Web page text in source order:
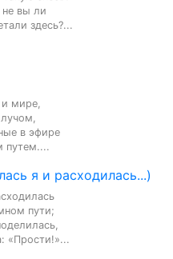
вы ли
здесь?...
и мире,
в эфире
путем....
я и расходилась...)
пути;
«Прости!»...